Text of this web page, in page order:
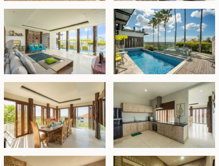
paling diminati di Jimbaran.
Hak Milik - IDR 20 miliar